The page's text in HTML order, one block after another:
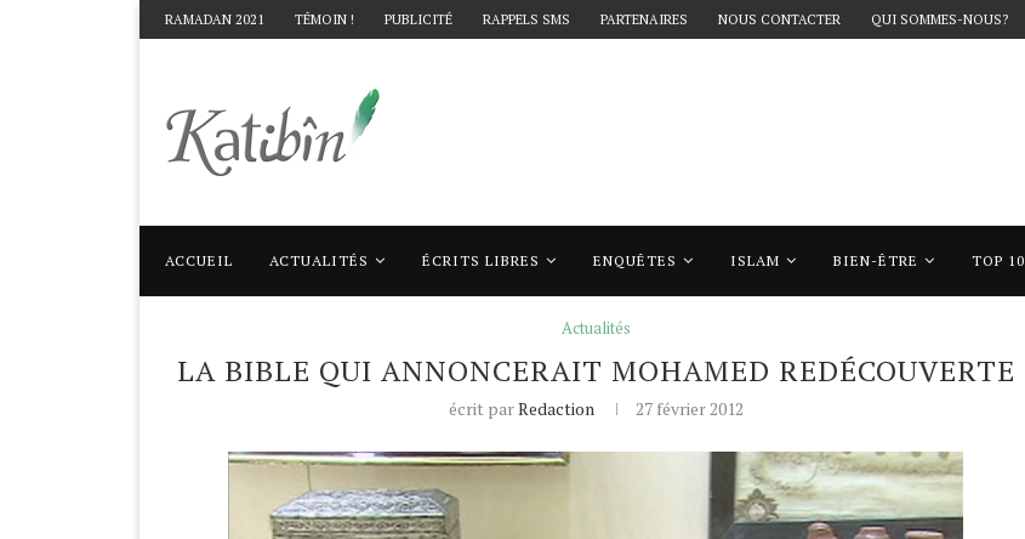
RAMADAN 2021 TÉMOIN ! PUBLICITÉ RAPPELS SMS PARTENAIRES NOUS CONTACTER QUI SOMMES-NOUS?
ACCUEIL ACTUALITÉS ÉCRITS LIBRES ENQUÊTES ISLAM BIEN-ÊTRE TOP 10
Accueil Actualités La Bible qui annoncerait Mohamed redécouverte
Actualités
LA BIBLE QUI ANNONCERAIT MOHAMED REDÉCOUVERTE
écrit parRedaction 27 février 2012